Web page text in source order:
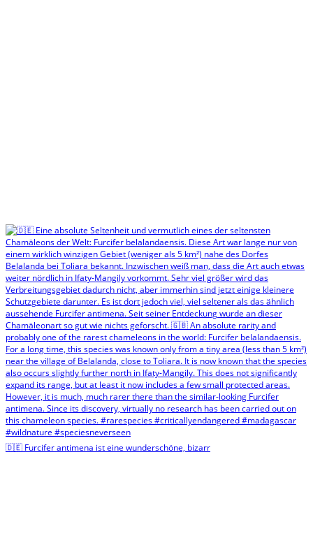
🇩🇪 Furcifer antimena ist eine wunderschöne, bizarr